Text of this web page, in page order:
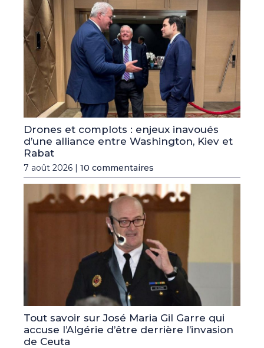
Drones et complots : enjeux inavoués
d’une alliance entre Washington, Kiev et
Rabat
7 août 2026 | 10 commentaires
Tout savoir sur José Maria Gil Garre qui
accuse l’Algérie d’être derrière l’invasion
de Ceuta